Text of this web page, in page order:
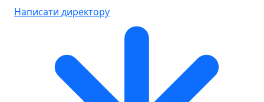
Написати директору